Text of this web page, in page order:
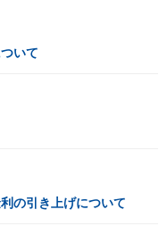
いて
の引き上げについて